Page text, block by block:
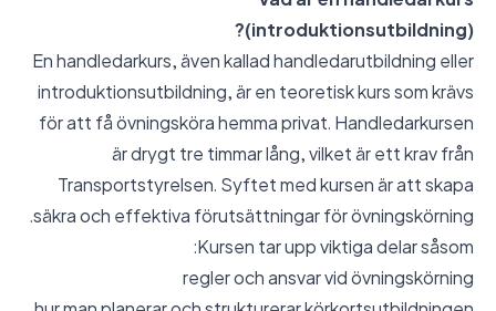
(introduktionsutbildning)?
En handledarkurs, även kallad handledarutbildning eller
introduktionsutbildning, är en teoretisk kurs som krävs
för att få övningsköra hemma privat. Handledarkursen
är drygt tre timmar lång, vilket är ett krav från
Transportstyrelsen. Syftet med kursen är att skapa
säkra och effektiva förutsättningar för övningskörning.
Kursen tar upp viktiga delar såsom:
regler och ansvar vid övningskörning